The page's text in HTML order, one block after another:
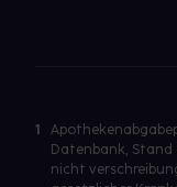
1
Datenbank, Stand
nicht